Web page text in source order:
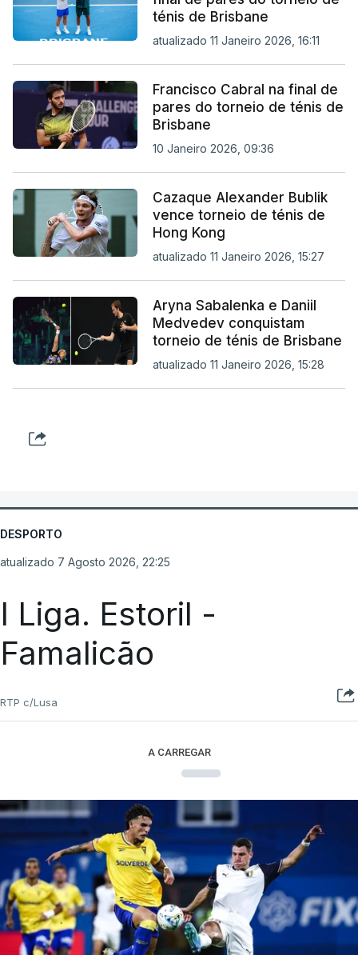
ténis de Brisbane
atualizado 11 Janeiro 2026, 16:11
Francisco Cabral na final de
pares do torneio de ténis de
Brisbane
10 Janeiro 2026, 09:36
Cazaque Alexander Bublik
vence torneio de ténis de
Hong Kong
atualizado 11 Janeiro 2026, 15:27
Aryna Sabalenka e Daniil
Medvedev conquistam
torneio de ténis de Brisbane
atualizado 11 Janeiro 2026, 15:28
DESPORTO
atualizado 7 Agosto 2026, 22:25
I Liga. Estoril -
Famalicão
RTP c/Lusa
A CARREGAR